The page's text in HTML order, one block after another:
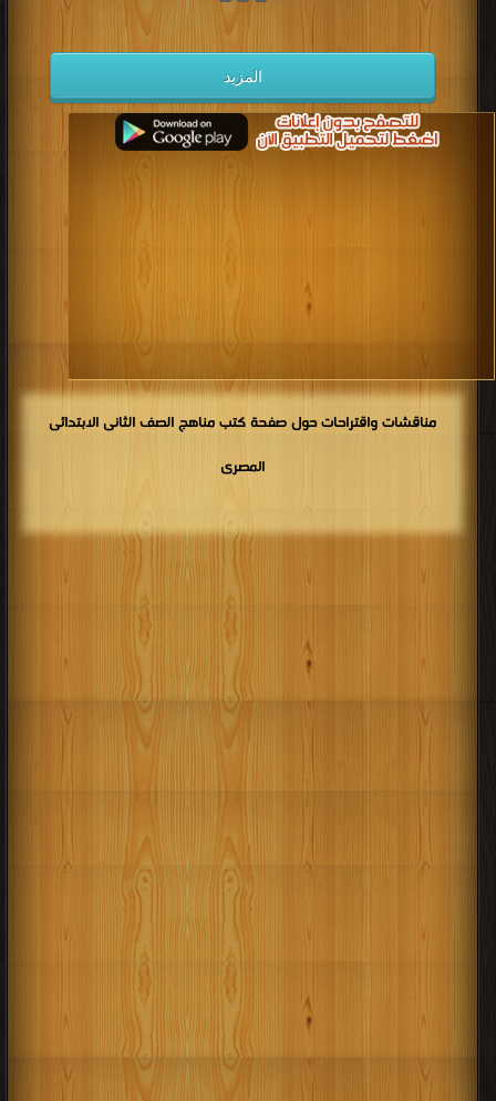
كتب 1934 كتب 1933 كتب 1932
كتب 1931
كتب 1930
كتب 1929 كتب 1928
كتب 1927
كتب 1926
كتب 1925 كتب 1924
كتب 1923
كتب 1922
كتب 1921 كتب 1920
كتب 1919
كتب 1916
كتب 1915
كتب 1912
كتب 1911
كتب 1908
كتب 1907
كتب 1905 كتب 1904
كتب 1900
المزيد
مناقشات واقتراحات حول صفحة كتب مناهج الصف الثانى الابتدائى
المصرى